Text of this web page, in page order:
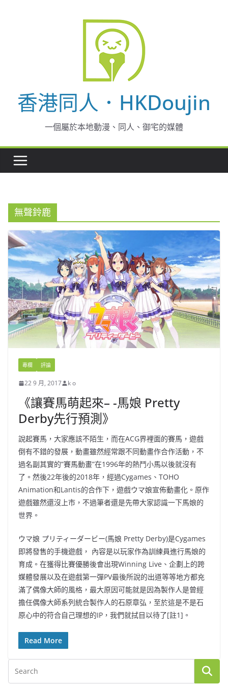
香港同人．HKDoujin
一個屬於本地動漫、同人、御宅的媒體
無聲鈴鹿
專欄 評論
22 9 月, 2017 k o
《讓賽馬萌起來– -馬娘 Pretty
Derby先行預測》
說起賽馬，大家應該不陌生，而在ACG界裡面的賽馬，遊戲
倒有不錯的發展，動畫雖然經常跟不同動畫作合作活動，不
過名副其實的”賽馬動畫”在1996年的熱鬥小馬以後就沒有
了。然後22年後的2018年，經過Cygames、TOHO
Animation和Lantis的合作下，遊戲ウマ娘宣佈動畫化。原作
遊戲雖然還沒上市，不過筆者還是先帶大家認識一下馬娘的
世界。
ウマ娘 プリティーダービー(馬娘 Pretty Derby)是Cygames
即將發售的手機遊戲， 內容是以玩家作為訓練員進行馬娘的
育成。在獲得比賽優勝後會出現Winning Live、企劃上的跨
媒體發展以及在遊戲第一彈PV最後所說的出道等等地方都充
滿了偶像大師的風格，最大原因可能就是因為製作人是曾經
擔任偶像大師系列統合製作人的石原章弘，至於這是不是石
原心中的符合自己理想的IP，我們就拭目以待了[註1]。
Read More